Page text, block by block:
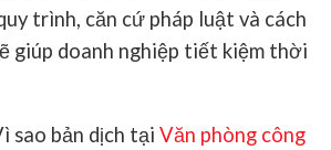
trình, căn cứ pháp luật và cách
giúp doanh nghiệp tiết kiệm thời
sao bản dịch tại Văn phòng công